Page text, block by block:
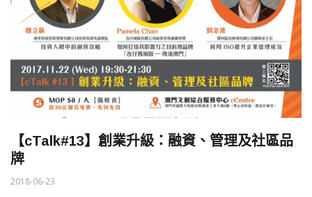
【cTalk#13】創業升級：融資、管理及社區品
牌
2018-06-23